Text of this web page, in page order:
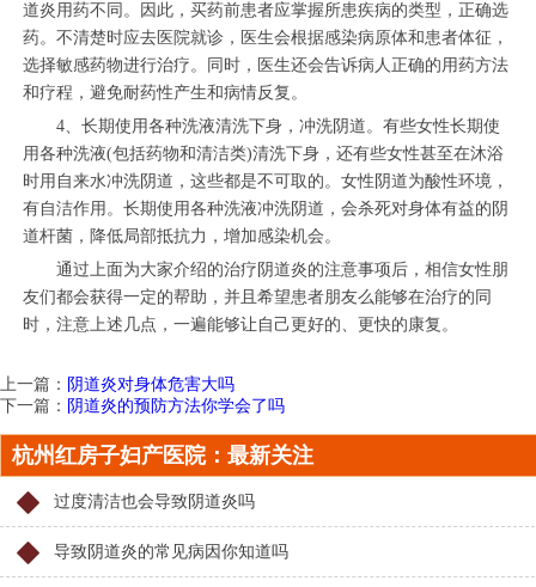
道炎用药不同。因此，买药前患者应掌握所患疾病的类型，正确选
药。不清楚时应去医院就诊，医生会根据感染病原体和患者体征，
选择敏感药物进行治疗。同时，医生还会告诉病人正确的用药方法
和疗程，避免耐药性产生和病情反复。
4、长期使用各种洗液清洗下身，冲洗阴道。有些女性长期使
用各种洗液(包括药物和清洁类)清洗下身，还有些女性甚至在沐浴
时用自来水冲洗阴道，这些都是不可取的。女性阴道为酸性环境，
有自洁作用。长期使用各种洗液冲洗阴道，会杀死对身体有益的阴
道杆菌，降低局部抵抗力，增加感染机会。
通过上面为大家介绍的治疗阴道炎的注意事项后，相信女性朋
友们都会获得一定的帮助，并且希望患者朋友么能够在治疗的同
时，注意上述几点，一遍能够让自己更好的、更快的康复。
上一篇： 阴道炎对身体危害大吗
下一篇： 阴道炎的预防方法你学会了吗
杭州红房子妇产医院：最新关注
过度清洁也会导致阴道炎吗
导致阴道炎的常见病因你知道吗